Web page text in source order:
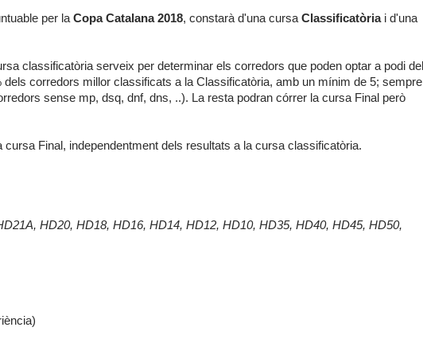
per la Copa Catalana 2018, constarà d'una cursa Classificatòriai d'una
classificatòria serveix per determinar els corredors que poden optar a podi del
corredors millor classificats a la Classificatòria, amb un mínim de 5; sempre
sense mp, dsq, dnf, dns, ..). La resta podran córrer la cursa Final però
Final, independentment dels resultats a la cursa classificatòria.
HD20, HD18, HD16, HD14, HD12, HD10, HD35, HD40, HD45, HD50,